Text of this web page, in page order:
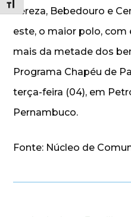
Alternar tamanho da fonte
Tereza, Bebedouro e
este, o maior polo,
mais da metade dos
Programa Chapéu de
terça-feira (04), em
Pernambuco.
Fonte: Núcleo de